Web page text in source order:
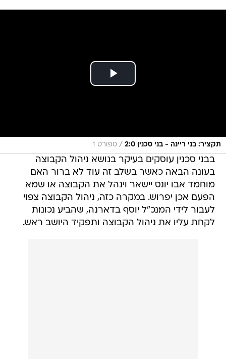
תקציר: בני ריינה - בני סכנין 2:0 / ספורט 1
בבני סכנין עוסקים בעיקר בנושא ניהול הקבוצה
בעונה הבאה כאשר בשלב זה עוד לא ברור האם
מוחמד אבו יונס יישאר וינהל את הקבוצה או שמא
הפעם אכן יפרוש. במקרה כזה, ניהול הקבוצה צפוי
לעבור לידי המנכ"ל יוסף בדארנה, שהביע נכונות
לקחת עליו את ניהול הקבוצה ותפקיד היושב ראש.